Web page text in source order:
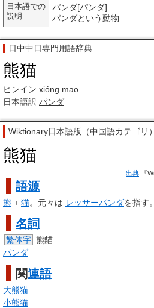
日本語での
説明
パンダ[パンダ]
パンダという動物
日中中日専門用語辞典
熊猫
ピンイン xióng māo
日本語訳 パンダ
Wiktionary日本語版（中国語カテゴリ）
熊猫
出典:『
語源
熊 + 猫。元々は レッサーパンダを指す。
名詞
繁体字 熊貓
パンダ
関連語
大熊猫
小熊猫